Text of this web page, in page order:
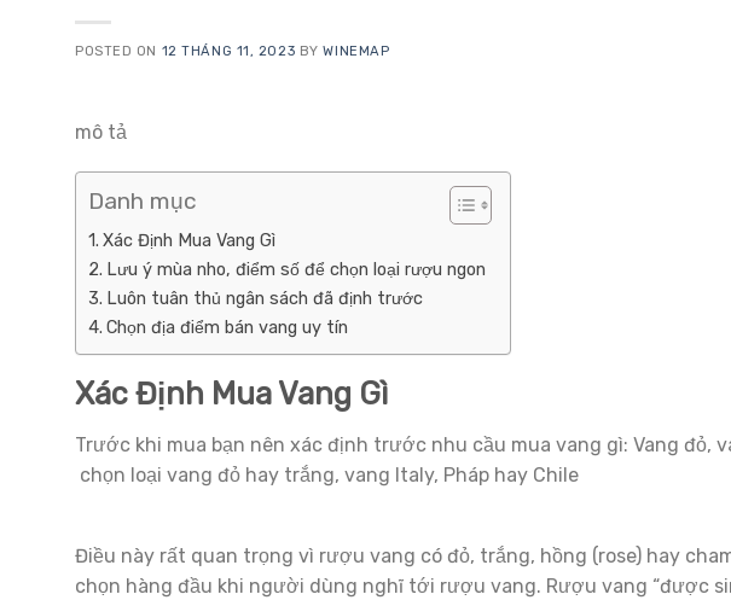
POSTED ON 12 THÁNG 11, 2023 BYWINEMAP
mô tả
Danh mục
Xác Định Mua Vang Gì
Lưu ý mùa nho, điểm số để chọn loại rượu ngon
Luôn tuân thủ ngân sách đã định trước
Chọn địa điểm bán vang uy tín
Xác Định Mua Vang Gì
Trước khi mua bạn nên xác định trước nhu cầu mua vang gì: Vang đỏ,
chọn loại vang đỏ hay trắng, vang Italy, Pháp hay Chile
Điều này rất quan trọng vì rượu vang có đỏ, trắng, hồng (rose) hay
chọn hàng đầu khi người dùng nghĩ tới rượu vang. Rượu vang “được